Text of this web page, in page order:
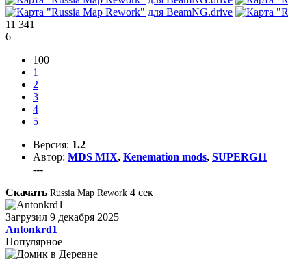
11 341
6
100
1
2
3
4
5
Версия: 1.2
Автор: MDS MIX, Kenemation mods, SUPERG11
---
Скачать Russia Map Rework 4 сек
Загрузил 9 декабря 2025
Antonkrd1
Популярное